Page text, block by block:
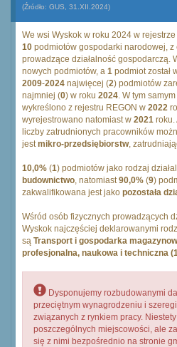
(Źródło: GUS, 31.XII.2024)
We wsi Wyskok w roku 2024 w rejestrze
10 podmiotów gospodarki narodowej, z
prowadzące działalność gospodarczą.
nowych podmiotów, a 1 podmiot został
2009-2024 najwięcej (2) podmiotów
najmniej (0) w roku 2024. W tym
wykreślono z rejestru REGON w 2022
wyrejestrowano natomiast w 2021 roku.
liczby zatrudnionych pracowników
jestmikro-przedsiębiorstw,
10,0% (1) podmiotów jako rodzaj
budownictwo, natomiast90,0% (9)
zakwalifikowana jest jako pozostała
Wśród osób fizycznych prowadzących
Wyskok najczęściej deklarowanymi
są Transport i gospodarka
profesjonalna, naukowa i techniczna
Dysponujemy rozbudowanymi
przeciętnym wynagrodzeniu i
związanych z rynkiem pracy.
poszczególnych miejscowości, ale
się z nimi bezpośrednio na stronie